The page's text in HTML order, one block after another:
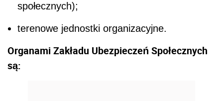
społecznych);
terenowe jednostki organizacyjne.
Organami Zakładu Ubezpieczeń Społecznych
są: